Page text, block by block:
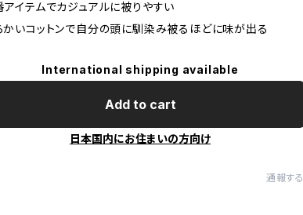
アイテムでカジュアルに被りやすい
かいコットンで自分の頭に馴染み被るほどに味が出る
International shipping available
Add to cart
日本国内にお住まいの方向け
通報する